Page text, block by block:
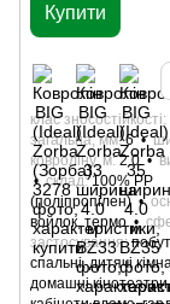
Купити
клас зносостійкості
загальна, мм 6
ковроліну, м 2.0
склад 100% РР
(поліпропілен)
войлок, термо
застосування
спальні, дитячі
домашні